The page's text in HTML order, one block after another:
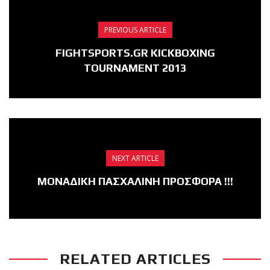
PREVIOUS ARTICLE
FIGHTSPORTS.GR KICKBOXING
TOURNAMENT 2013
NEXT ARTICLE
ΜΟΝΑΔΙΚΗ ΠΑΣΧΑΛΙΝΗ ΠΡΟΣΦΟΡΑ !!!
RELATED ARTICLES